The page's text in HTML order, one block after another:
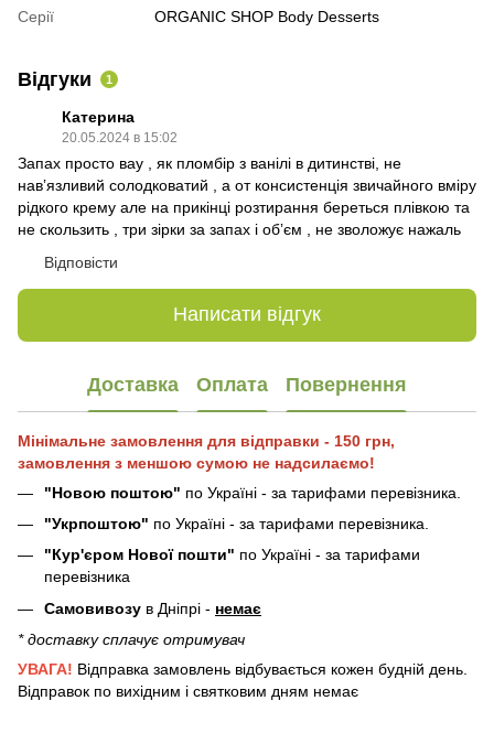
Серії
ORGANIC SHOP Body Desserts
Відгуки 1
Катерина
20.05.2024 в 15:02
Запах просто вау , як пломбір з ванілі в дитинстві, не
навʼязливий солодковатий , а от консистенція звичайного вміру
рідкого крему але на прикінці розтирання береться плівкою та
не скользить , три зірки за запах і обʼєм , не зволожує нажаль
Відповісти
Написати відгук
Доставка Оплата Повернення
Мінімальне замовлення для відправки - 150 грн,
замовлення з меншою сумою не надсилаємо!
"Новою поштою" по Україні - за тарифами перевізника.
"Укрпоштою" по Україні - за тарифами перевізника.
"Кур'єром Нової пошти" по Україні - за тарифами
перевізника
Самовивозу в Дніпрі - немає
* доставку сплачує отримувач
УВАГА! Відправка замовлень відбувається кожен будній день.
Відправок по вихідним і святковим дням немає